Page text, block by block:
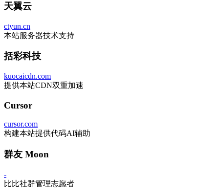
天翼云
ctyun.cn
本站服务器技术支持
括彩科技
kuocaicdn.com
提供本站CDN双重加速
Cursor
cursor.com
构建本站提供代码AI辅助
群友 Moon
-
比比社群管理志愿者